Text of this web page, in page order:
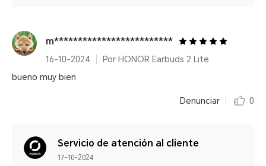
m*************************
16-10-2024
Por HONOR Earbuds 2 Lite
bueno muy bien
Denunciar 0
Servicio de atención al cliente
17-10-2024